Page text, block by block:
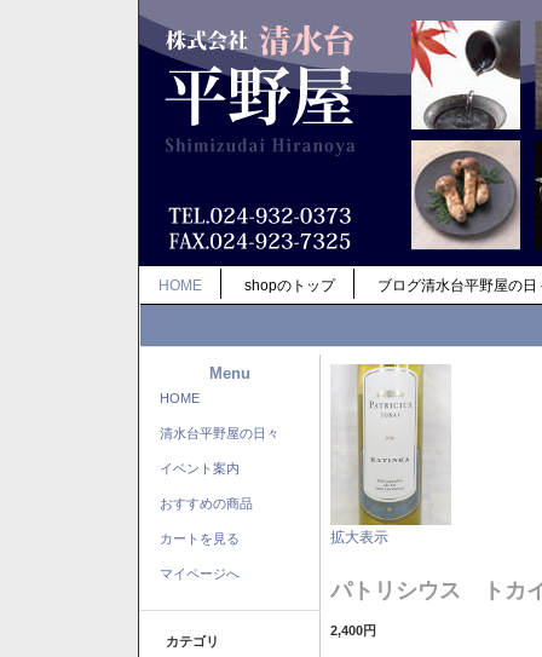
HOME shopのトップ ブログ清水台平野屋の日
Menu
HOME
清水台平野屋の日々
イベント案内
おすすめの商品
カートを見る
マイページへ
カテゴリ
拡大表示
パトリシウス トカ
2,400円